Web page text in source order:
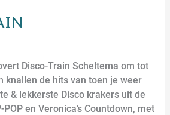
Disco-Train Scheltema om tot
knallen de hits van toen je weer
& lekkerste Disco krakers uit de
POP en Veronica’s Countdown, met